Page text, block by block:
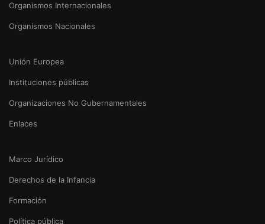
Organismos Internacionales
Organismos Nacionales
Unión Europea
Instituciones públicas
Organizaciones No Gubernamentales
Enlaces
Marco Jurídico
Derechos de la Infancia
Formación
Política pública